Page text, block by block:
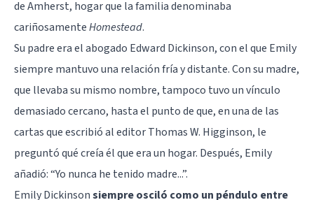
de Amherst, hogar que la familia denominaba
cariñosamenteHomestead.
Su padre era el abogado Edward Dickinson, con el que Emily
siempre mantuvo una relación fría y distante. Con su madre,
que llevaba su mismo nombre, tampoco tuvo un vínculo
demasiado cercano, hasta el punto de que, en una de las
cartas que escribió al editor Thomas W. Higginson, le
preguntó qué creía él que era un hogar. Después, Emily
añadió: “Yo nunca he tenido madre...”.
Emily Dickinsonsiempre osciló como un péndulo entre